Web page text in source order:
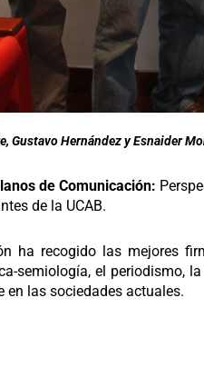
Gustavo Hernándezy Esnaider
de Comunicación:
de la UCAB.
ha recogido las mejores
semiología, el periodismo,
en las sociedades actuales.